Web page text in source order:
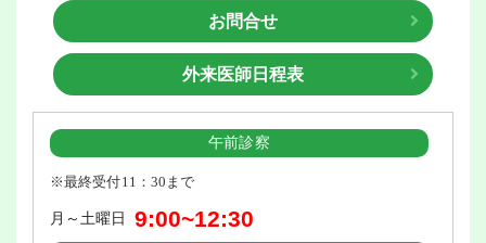
お問合せ
外来医師日程表
午前診察
※最終受付11：30まで
月～土曜日 9:00~12:30